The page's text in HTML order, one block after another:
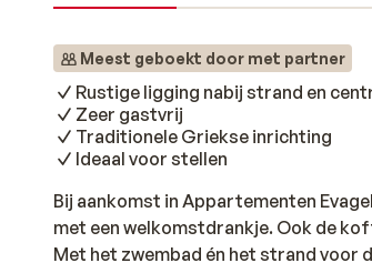
Meest geboekt door met partner
Rustige ligging nabij strand en
Zeer gastvrij
Traditionele Griekse inrichting
Ideaal voor stellen
Bij aankomst in Appartementen
met een welkomstdrankje. Ook de
Met het zwembad én het strand voor